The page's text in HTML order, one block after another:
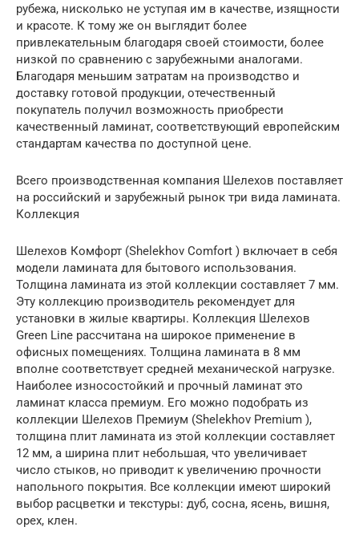
рубежа, нисколько не уступая им в качестве, изящности
и красоте. К тому же он выглядит более
привлекательным благодаря своей стоимости, более
низкой по сравнению с зарубежными аналогами.
Благодаря меньшим затратам на производство и
доставку готовой продукции, отечественный
покупатель получил возможность приобрести
качественный ламинат, соответствующий европейским
стандартам качества по доступной цене.
Всего производственная компания Шелехов поставляет
на российский и зарубежный рынок три вида ламината.
Коллекция
Шелехов Комфорт (Shelekhov Comfort ) включает в себя
модели ламината для бытового использования.
Толщина ламината из этой коллекции составляет 7 мм.
Эту коллекцию производитель рекомендует для
установки в жилые квартиры. Коллекция Шелехов
Green Line рассчитана на широкое применение в
офисных помещениях. Толщина ламината в 8 мм
вполне соответствует средней механической нагрузке.
Наиболее износостойкий и прочный ламинат это
ламинат класса премиум. Его можно подобрать из
коллекции Шелехов Премиум (Shelekhov Premium ),
толщина плит ламината из этой коллекции составляет
12 мм, а ширина плит небольшая, что увеличивает
число стыков, но приводит к увеличению прочности
напольного покрытия. Все коллекции имеют широкий
выбор расцветки и текстуры: дуб, сосна, ясень, вишня,
орех, клен.